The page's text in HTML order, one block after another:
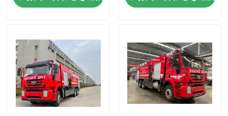
プロダクト
工場旅行
品質管理